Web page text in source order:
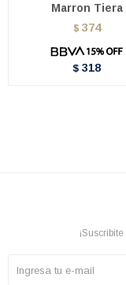
Marron Tiera
$ 374
$ 318